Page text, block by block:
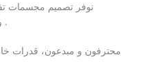
نوفر تصميم مجسمات
والاحتفالات والأحداث الوطنية والتجميل .
محترفون و مبدعون، قدرات